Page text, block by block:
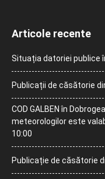
Articole recente
Situația datoriei publice
Publicații de căsătorie
COD GALBEN în
meteorologilor este
10:00
Publicație de căsătorie